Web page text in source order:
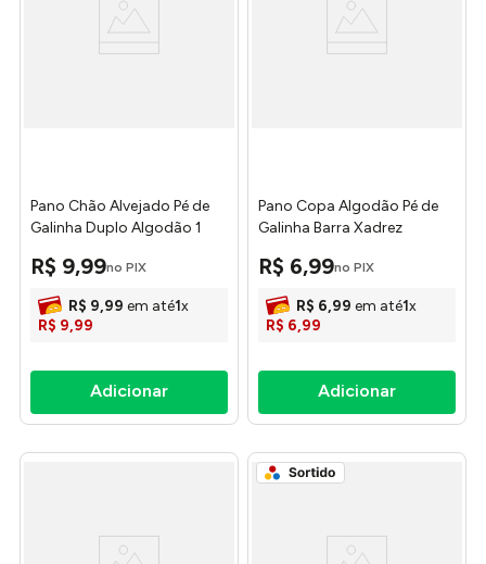
Pano Chão Alvejado Pé de
Galinha Duplo Algodão 1
Textil Silva
R$ 9,99no PIX
R$ 9,99 em até1x
R$ 9,99
Pano Copa Algodão Pé de
Galinha Barra Xadrez
Textil Silva
R$ 6,99no PIX
R$ 6,99 em até1x
R$ 6,99